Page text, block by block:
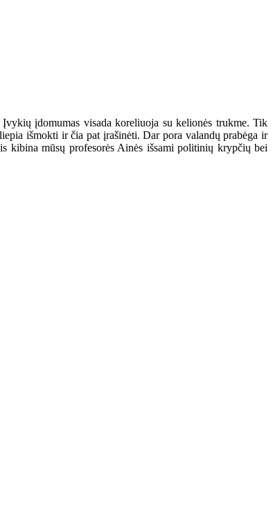
įdomumas visada koreliuoja su kelionės trukme. Tik
išmokti ir čia pat įrašinėti. Dar pora valandų prabėga ir
kibina mūsų profesorės Ainės išsami politinių krypčių bei